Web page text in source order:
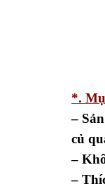
*.
–
củ
–
–